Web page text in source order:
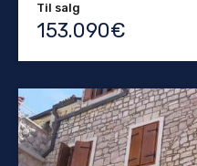
Til salg
153.090€